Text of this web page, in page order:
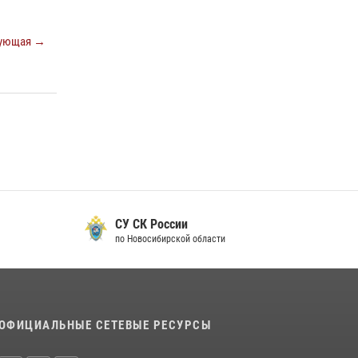
→
В Новосибирске сотрудниками
вневедомственной охраны Росгвардии
задержан подозреваемый в грабеже
13 июля 2026, 05:38
СУ СК России
по Новосибирской области
СЕТЕВЫЕ РЕСУРСЫ